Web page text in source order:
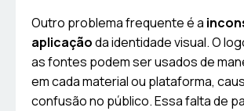
Outro problema frequente é a
aplicaçãoda identidade visual. O
as fontes podem ser usados de
em cada material ou plataforma,
confusão no público. Essa falta de